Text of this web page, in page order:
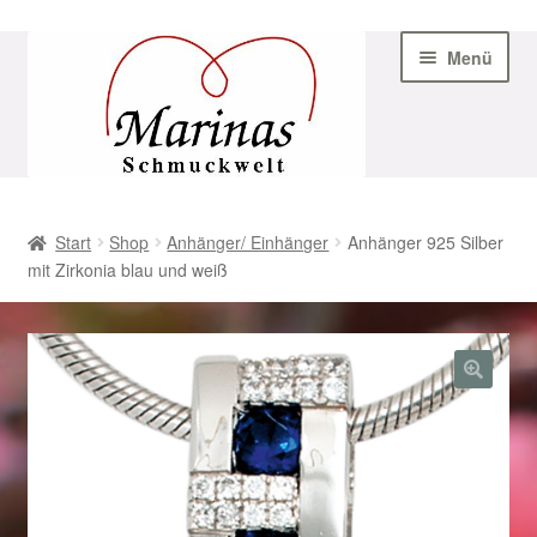
Navigation
Menü
AGB
Beispiel-Seite
Datenschutz
Geschenke zu Ostern 2023
Geschenke zu Ostern 2024
Start Shop Anhänger/ Einhänger
Anhänger 925 Silber
mit Zirkonia blau und weiß